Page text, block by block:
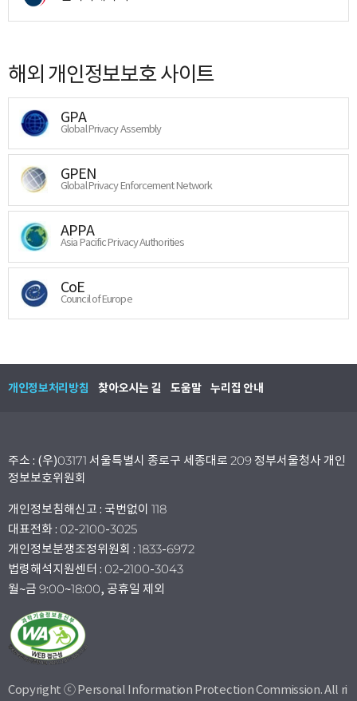
해외 개인정보보호 사이트
GPA
Global Privacy Assembly
GPEN
Global Privacy Enforcement Network
APPA
Asia Pacific Privacy Authorities
CoE
Council of Europe
개인정보처리방침 찾아오시는 길 도움말 누리집 안내
주소 : (우)03171 서울특별시 종로구 세종대로 209 정부서울청사 개인
정보보호위원회
개인정보침해신고 : 국번없이 118
대표전화 : 02-2100-3025
개인정보분쟁조정위원회 : 1833-6972
법령해석지원센터 : 02-2100-3043
월~금 9:00~18:00, 공휴일 제외
Copyright ⓒ Personal Information Protection Commission. All ri